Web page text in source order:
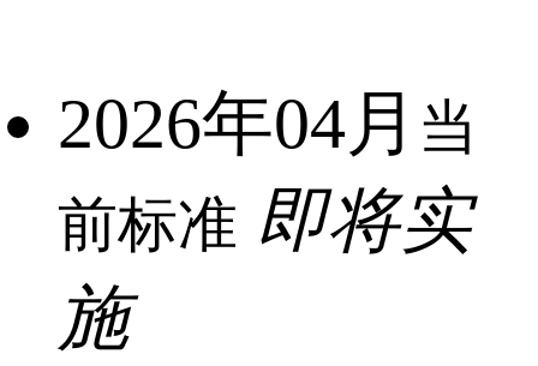
2026年04月 当
前标准 即将实
施